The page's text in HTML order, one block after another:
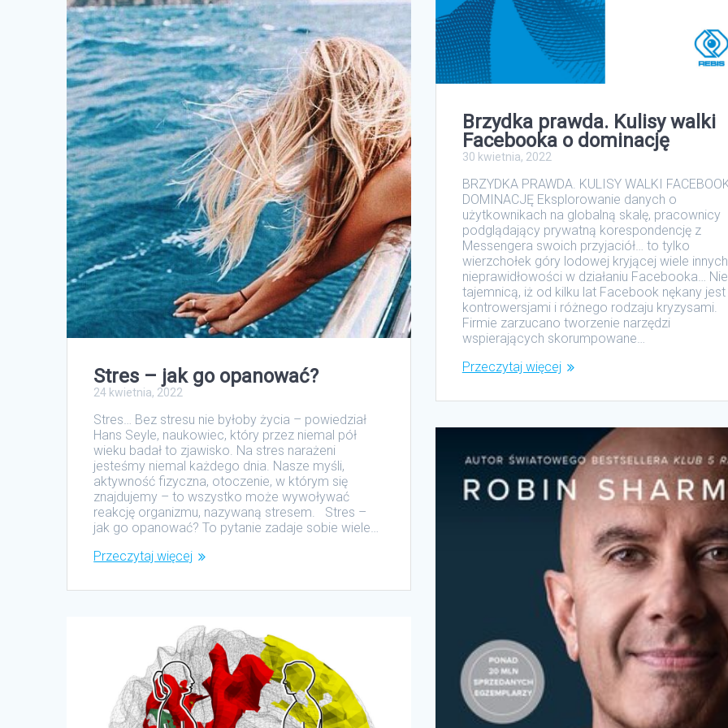
Brzydka prawda. Kulisy walki
Facebooka o dominację
30 kwietnia, 2022
BRZYDKA PRAWDA. KULISY WALKI
DOMINACJĘ Eksplorowanie danych o
użytkownikach na globalną skalę, pracownicy
podglądający prywatną korespondencję z
Messengera swoich przyjaciół… to tylko
wierzchołek góry lodowej kryjącej wiele innych
nieprawidłowości w działaniu Facebooka…
tajemnicą, iż od kilku lat Facebook nękany jest
kontrowersjami i różnego rodzaju kryzysami.
Firmie zarzucano tworzenie narzędzi
wspierających skorumpowane…
Przeczytaj więcej
Stres – jak go opanować?
24 kwietnia, 2022
Stres… Bez stresu nie byłoby życia – powiedział
Hans Seyle, naukowiec, który przez niemal pół
wieku badał to zjawisko. Na stres narażeni
jesteśmy niemal każdego dnia. Nasze myśli,
aktywność fizyczna, otoczenie, w którym się
znajdujemy – to wszystko może wywoływać
reakcję organizmu, nazywaną stresem. Stres –
jak go opanować? To pytanie zadaje sobie wiele…
Przeczytaj więcej